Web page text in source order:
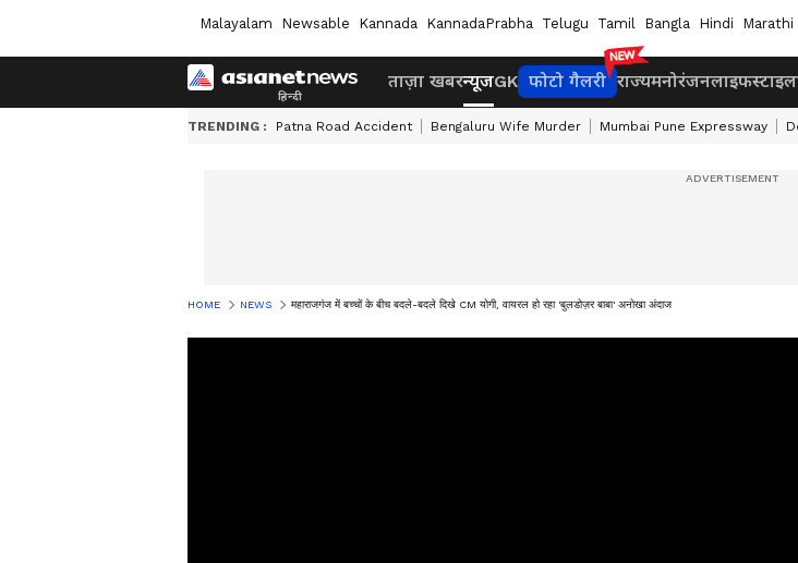
Malayalam Newsable Kannada KannadaPrabha Telugu Tamil Bangla Hindi Marathi
ताज़ा खबरन्यूजGK फोटो गैलरी राज्यमनोरंजनलाइफस्टाइल
TRENDING : Patna Road Accident Bengaluru Wife Murder Mumbai Pune Expressway
HOME NEWS महाराजगंज में बच्चों के बीच बदले-बदले दिखे CM योगी, वायरल हो रहा 'बुलडोज़र बाबा' अनोखा अंदाज